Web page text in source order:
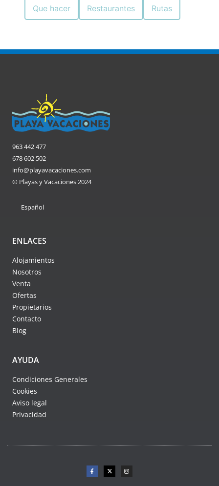
Que hacer Restaurantes Rutas
963 442 477
678 602 502
info@playavacaciones.com
© Playas y Vacaciones 2024
Español
ENLACES
Alojamientos
Nosotros
Venta
Ofertas
Propietarios
Contacto
Blog
AYUDA
Condiciones Generales
Cookies
Aviso legal
Privacidad